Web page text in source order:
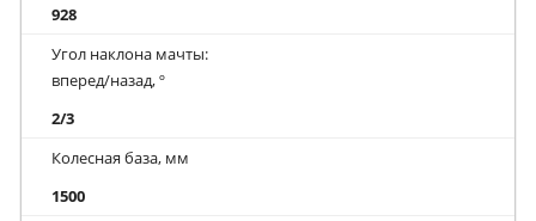
928
Угол наклона мачты:
вперед/назад, º
2/3
Колесная база, мм
1500